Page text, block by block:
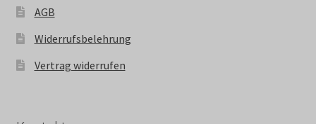
AGB
Widerrufsbelehrung
Vertrag widerrufen